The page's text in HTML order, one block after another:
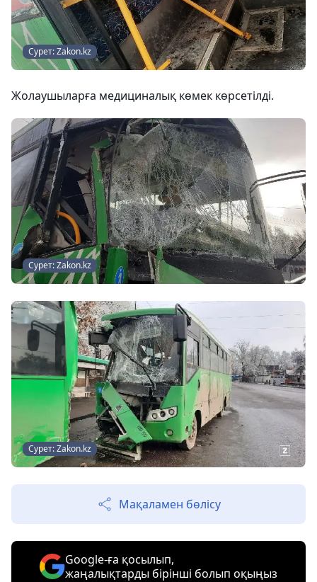
Сурет: Zakon.kz
Жолаушыларға медициналық көмек көрсетілді.
Сурет: Zakon.kz
Сурет: Zakon.kz
Мақаламен бөлісу
Google-ға қосылып,
жаңалықтарды бірінші болып оқыңыз